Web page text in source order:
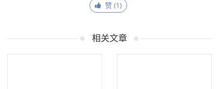
赞 (1)
相关文章